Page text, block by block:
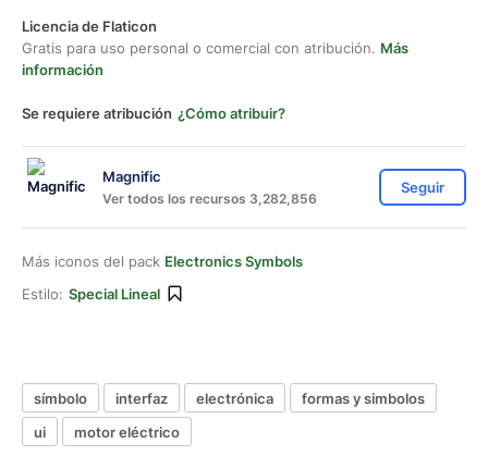
Licencia de Flaticon
Gratis para uso personal o comercial con atribución. Más
información
Se requiere atribución ¿Cómo atribuir?
Magnific
Ver todos los recursos 3,282,856
Seguir
Más iconos del pack Electronics Symbols
Estilo: Special Lineal
símbolo interfaz electrónica
formas y simbolos
ui
motor eléctrico